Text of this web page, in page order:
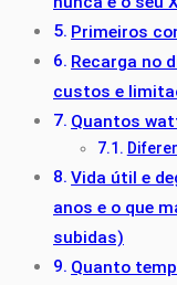
Primeiros
Recarga no
custos e
Quantos
Vida útil e
anos e o que
subidas)
Quanto